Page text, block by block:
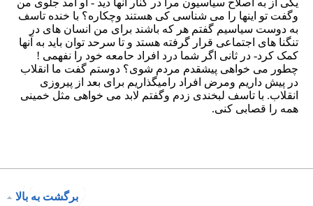
برگشت به بالا